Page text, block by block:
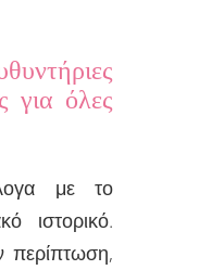
για όλες
με το
ιστορικό.
περίπτωση,